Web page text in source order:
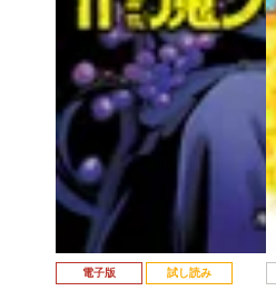
電子版 試し読み